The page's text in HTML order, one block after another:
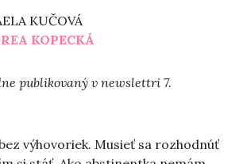
KUČOVÁ
KOPECKÁ
publikovaný v newslettri 7.
výhovoriek. Musieť sa rozhodnúť